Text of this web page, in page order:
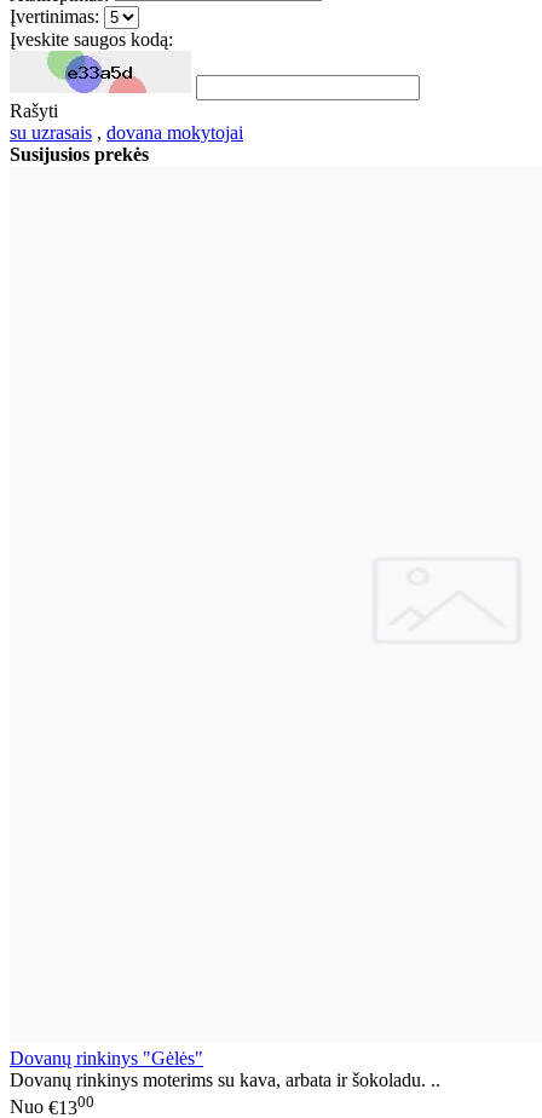
Įvertinimas:
Įveskite saugos kodą:
Rašyti
su uzrasais , dovana mokytojai
Susijusios prekės
Dovanų rinkinys "Gėlės"
Dovanų rinkinys moterims su kava, arbata ir šokoladu. ..
Nuo €1300